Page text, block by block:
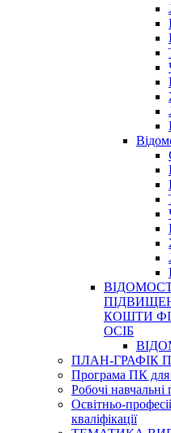
КОШТИ
ОСІБ
ПЛАН-ГРАФІК
Програма ПК для
Робочі навчальні
Освітньо-
кваліфікації